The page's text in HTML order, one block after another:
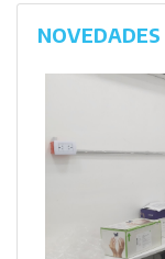
NOVEDADES